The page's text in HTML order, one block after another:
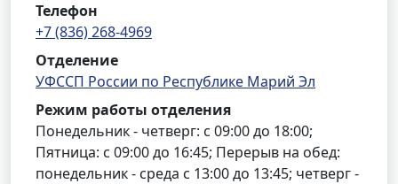
Телефон
+7 (836) 268-4969
Отделение
УФССП России по Республике Марий Эл
Режим работы отделения
Понедельник - четверг: с 09:00 до 18:00;
Пятница: с 09:00 до 16:45; Перерыв на обед:
понедельник - среда с 13:00 до 13:45; четверг -